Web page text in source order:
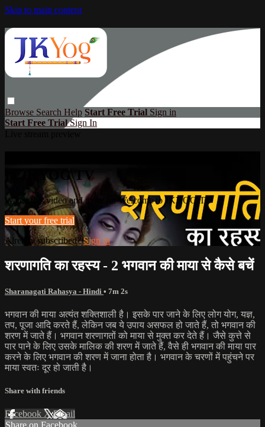
Skip to main content
Browse Search Help Start Free Trial Sign in
Start Free TrialSign In
to JKYOG TV
Watch this video and more on Welcome to JKYOG TV
Start your free trial
Already subscribed?Sign in
शरणागति का रहस्य - 2 भगवान की माया से कैसे बचें
Sharanagati Rahasya - Hindi • 7m 2s
भगवान की माया अत्यंत शक्तिशाली है। इसके पार जाने के लिए लोग योग, यज्ञ,
तप, पूजा आदि करते हैं, लेकिन जब ये उपाय असफल हो जाते हैं, तो भगवान की
शरण में जाते हैं। भगवान शरणागतों को माया से मुक्त कर देते हैं। जैसे कुत्ते से
पार पाने के लिए उसके मालिक की शरण में जाते हैं, वैसे ही भगवान की माया पार
करने के लिए भगवान की शरण में जाना होता है। भगवान के चरणों में पहुंचने पर
माया स्वतः दूर हो जाती है।
Share with friends
Facebook XEmail